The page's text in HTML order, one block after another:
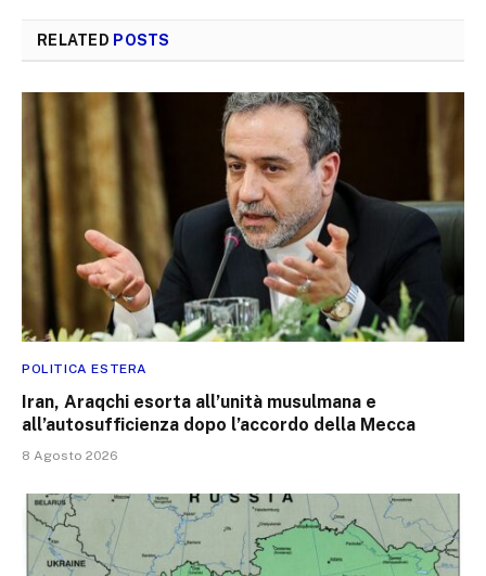
RELATED POSTS
POLITICA ESTERA
Iran, Araqchi esorta all’unità musulmana e
all’autosufficienza dopo l’accordo della Mecca
8 Agosto 2026